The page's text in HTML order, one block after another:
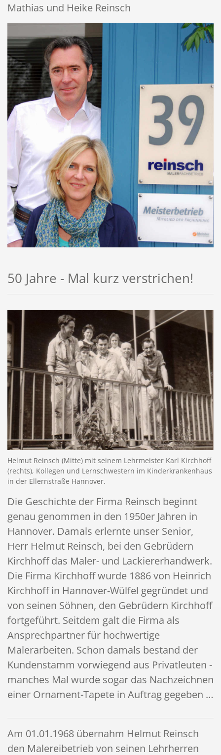
Mathias und Heike Reinsch
50 Jahre - Mal kurz verstrichen!
Helmut Reinsch (Mitte) mit seinem Lehrmeister Karl Kirchhoff
(rechts), Kollegen und Lernschwestern im Kinderkrankenhaus
in der Ellernstraße Hannover.
Die Geschichte der Firma Reinsch beginnt
genau genommen in den 1950er Jahren in
Hannover. Damals erlernte unser Senior,
Herr Helmut Reinsch, bei den Gebrüdern
Kirchhoff das Maler- und Lackiererhandwerk.
Die Firma Kirchhoff wurde 1886 von Heinrich
Kirchhoff in Hannover-Wülfel gegründet und
von seinen Söhnen, den Gebrüdern Kirchhoff
fortgeführt. Seitdem galt die Firma als
Ansprechpartner für hochwertige
Malerarbeiten. Schon damals bestand der
Kundenstamm vorwiegend aus Privatleuten -
manches Mal wurde sogar das Nachzeichnen
einer Ornament-Tapete in Auftrag gegeben …
Am 01.01.1968 übernahm Helmut Reinsch
den Malereibetrieb von seinen Lehrherren